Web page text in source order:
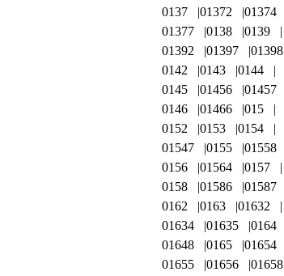
0137
01372
01374
01377
0138
0139
01392
01397
01398
0142
0143
0144
0145
01456
01457
0146
01466
015
0152
0153
0154
01547
0155
01558
0156
01564
0157
0158
01586
01587
0162
0163
01632
01634
01635
0164
01648
0165
01654
01655
01656
01658